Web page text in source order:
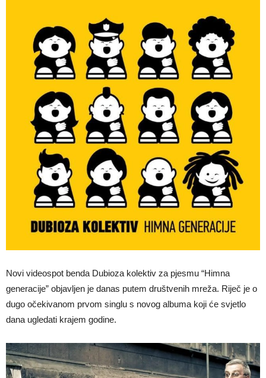
Novi videospot benda Dubioza kolektiv za pjesmu “Himna
generacije” objavljen je danas putem društvenih mreža. Riječ je o
dugo očekivanom prvom singlu s novog albuma koji će svjetlo
dana ugledati krajem godine.